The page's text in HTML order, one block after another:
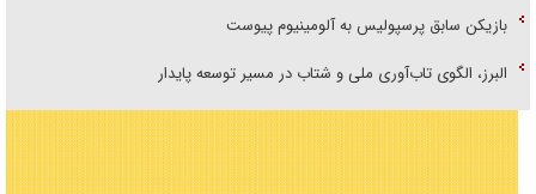
بازیکن سابق پرسپولیس به آلومینیوم پیوست
البرز، الگوی تاب‌آوری ملی و شتاب در مسیر توسعه پایدار